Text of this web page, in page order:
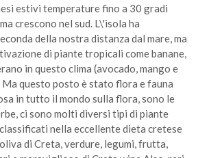
estivi temperature fino a 30 gradi
crescono nel sud. L\'isola ha
della nostra distanza dal mare, ma
di piante tropicali come banane,
in questo clima (avocado, mango e
questo posto è stato flora e fauna
in tutto il mondo sulla flora, sono le
ci sono molti diversi tipi di piante
nella eccellente dieta cretese
di Creta, verdure, legumi, frutta,